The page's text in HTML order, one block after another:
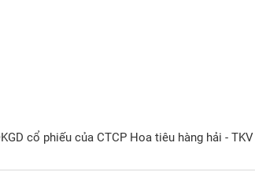
cổ phiếu của CTCP Hoa tiêu hàng hải - TKV